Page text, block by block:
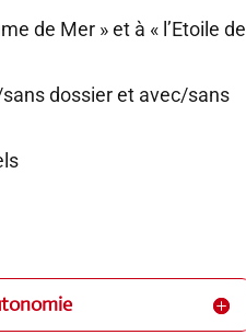
de Mer » et à « l’Etoile de
dossier et avec/sans